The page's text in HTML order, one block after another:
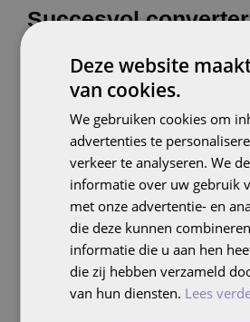
Succesvol
Een cruciaal onderdeel van UX
ontwerpen van landingspagina's
visueel aantrekkelijk zijn, maar
converteren. Bij Follo begrijpen
succesvolle landingspagina
een mooi ontwerp. Belangrijke
integreren zijn:
Duidelijke en pakkende
Deze website
van cookies.
We gebruiken cookies om
advertenties te
verkeer te analyseren. We
informatie over uw gebruik
met onze advertentie- en
die deze kunnen
informatie die u aan hen
die zij hebben verzameld
van hun diensten. Lees